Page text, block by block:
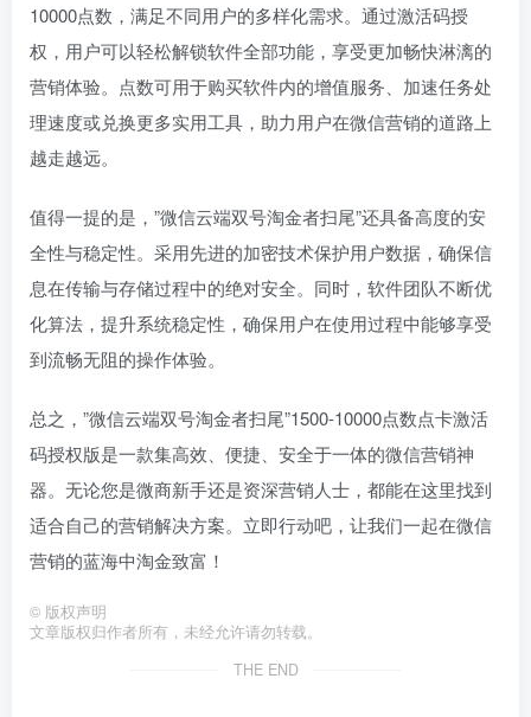
10000点数，满足不同用户的多样化需求。通过激活码授
权，用户可以轻松解锁软件全部功能，享受更加畅快淋漓的
营销体验。点数可用于购买软件内的增值服务、加速任务处
理速度或兑换更多实用工具，助力用户在微信营销的道路上
越走越远。
值得一提的是，”微信云端双号淘金者扫尾”还具备高度的安
全性与稳定性。采用先进的加密技术保护用户数据，确保信
息在传输与存储过程中的绝对安全。同时，软件团队不断优
化算法，提升系统稳定性，确保用户在使用过程中能够享受
到流畅无阻的操作体验。
总之，”微信云端双号淘金者扫尾”1500-10000点数点卡激活
码授权版是一款集高效、便捷、安全于一体的微信营销神
器。无论您是微商新手还是资深营销人士，都能在这里找到
适合自己的营销解决方案。立即行动吧，让我们一起在微信
营销的蓝海中淘金致富！
© 版权声明
文章版权归作者所有，未经允许请勿转载。
THE END